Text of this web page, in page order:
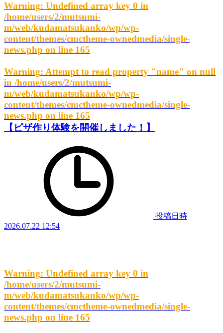
Warning: Undefined array key 0 in
/home/users/2/mutsumi-
m/web/kudamatsukanko/wp/wp-
content/themes/cmctheme-ownedmedia/single-
news.php on line 165
Warning: Attempt to read property "name" on null
in /home/users/2/mutsumi-
m/web/kudamatsukanko/wp/wp-
content/themes/cmctheme-ownedmedia/single-
news.php on line 165
【ピザ作り体験を開催しました！】
投稿日時
2026.07.22 12:54
Warning: Undefined array key 0 in
/home/users/2/mutsumi-
m/web/kudamatsukanko/wp/wp-
content/themes/cmctheme-ownedmedia/single-
news.php on line 165